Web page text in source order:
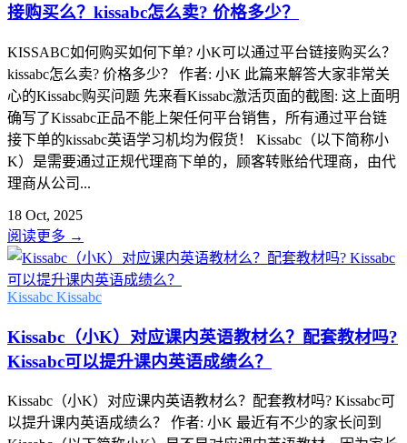
接购买么？kissabc怎么卖? 价格多少？
KISSABC如何购买如何下单? 小K可以通过平台链接购买么？
kissabc怎么卖? 价格多少？ 作者: 小K 此篇来解答大家非常关
心的Kissabc购买问题 先来看Kissabc激活页面的截图: 这上面明
确写了Kissabc正品不能上架任何平台销售，所有通过平台链
接下单的kissabc英语学习机均为假货！ Kissabc（以下简称小
K）是需要通过正规代理商下单的，顾客转账给代理商，由代
理商从公司...
18 Oct, 2025
阅读更多 →
Kissabc Kissabc
Kissabc（小K）对应课内英语教材么？配套教材吗?
Kissabc可以提升课内英语成绩么？
Kissabc（小K）对应课内英语教材么？配套教材吗? Kissabc可
以提升课内英语成绩么？ 作者: 小K 最近有不少的家长问到